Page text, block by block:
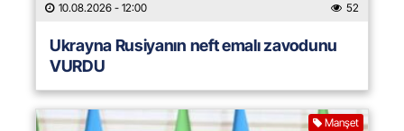
10.08.2026 - 12:00 52
Ukrayna Rusiyanın neft emalı zavodunu
VURDU
Manşet